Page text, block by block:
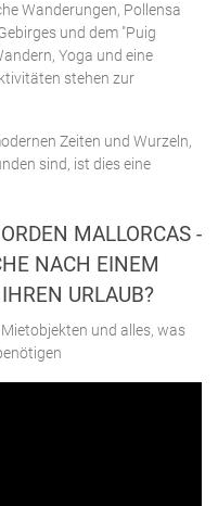
Wanderungen, Pollensa
und dem "Puig
Yoga und eine
stehen zur
Zeiten und Wurzeln,
sind, ist dies eine
MALLORCAS -
NACH EINEM
URLAUB?
und alles, was